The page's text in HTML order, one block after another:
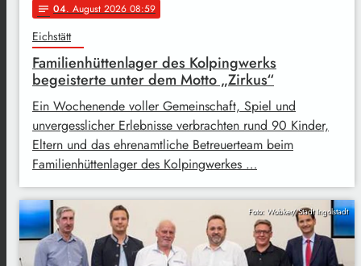
notes 04. August 2026 08:59
Eichstätt
Familienhüttenlager des Kolpingwerks
begeisterte unter dem Motto „Zirkus“
Ein Wochenende voller Gemeinschaft, Spiel und
unvergesslicher Erlebnisse verbrachten rund 90 Kinder,
Eltern und das ehrenamtliche Betreuerteam beim
Familienhüttenlager des Kolpingwerkes …
Foto: Wobker/ Stadt Ingolstadt